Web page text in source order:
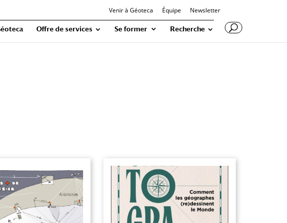
Venir à Géoteca Équipe Newsletter
Offre de services Se former Recherche